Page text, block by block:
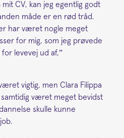
CV, kan jeg egentlig godt
måde er en rød tråd.
har været nogle meget
for mig, som jeg prøvede
levevej ud af,”
vigtig, men Clara Filippa
været meget bevidst
skulle kunne